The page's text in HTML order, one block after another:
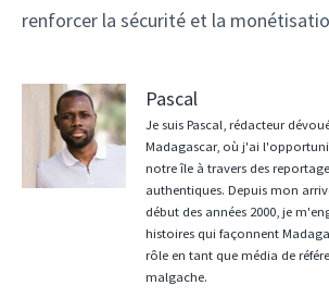
renforcer la sécurité et la
Pascal
Je suis Pascal, rédacteur
Madagascar, où j'ai
notre île à travers des
authentiques. Depuis mon
début des années 2000, je
histoires qui façonnent
rôle en tant que média de
malgache.